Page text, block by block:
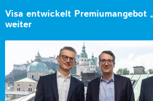
Visa entwickelt Premiumangebot
weiter